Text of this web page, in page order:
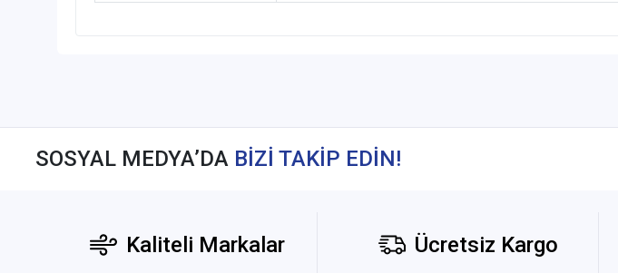
SOSYAL MEDYA’DA BİZİ TAKİP EDİN!
Kaliteli Markalar Ücretsiz Kargo